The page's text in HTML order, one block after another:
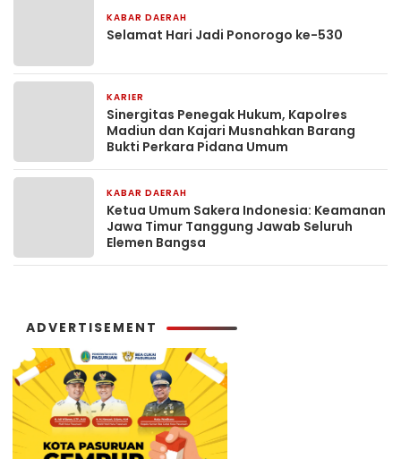
KABAR DAERAH
Selamat Hari Jadi Ponorogo ke-530
KARIER
Sinergitas Penegak Hukum, Kapolres
Madiun dan Kajari Musnahkan Barang
Bukti Perkara Pidana Umum
KABAR DAERAH
Ketua Umum Sakera Indonesia: Keamanan
Jawa Timur Tanggung Jawab Seluruh
Elemen Bangsa
ADVERTISEMENT